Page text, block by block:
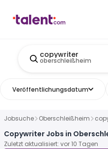
copywriter
oberschleißheim
Veröffentlichungsdatum
Jobsuche Oberschleißheim
Copywriter Jobs in
Zuletzt aktualisiert: vor 10 Tagen